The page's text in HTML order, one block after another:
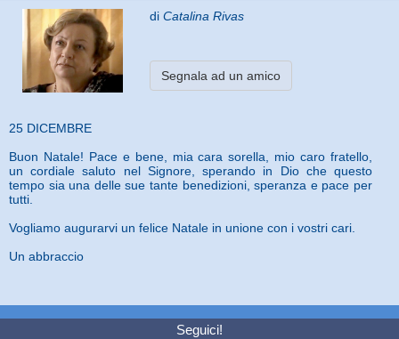
di Catalina Rivas
Segnala ad un amico
25 DICEMBRE
Buon Natale! Pace e bene, mia cara sorella, mio caro fratello,
un cordiale saluto nel Signore, sperando in Dio che questo
tempo sia una delle sue tante benedizioni, speranza e pace per
tutti.
Vogliamo augurarvi un felice Natale in unione con i vostri cari.
Un abbraccio
Seguici!